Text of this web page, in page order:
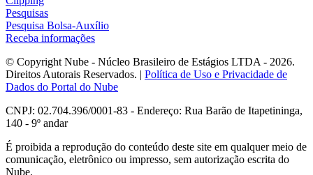
Pesquisas
Pesquisa Bolsa-Auxílio
Receba informações
© Copyright Nube - Núcleo Brasileiro de Estágios LTDA - 2026.
Direitos Autorais Reservados. | Política de Uso e Privacidade de
Dados do Portal do Nube
CNPJ: 02.704.396/0001-83 - Endereço: Rua Barão de Itapetininga,
140 - 9º andar
É proibida a reprodução do conteúdo deste site em qualquer meio de
comunicação, eletrônico ou impresso, sem autorização escrita do
Nube.